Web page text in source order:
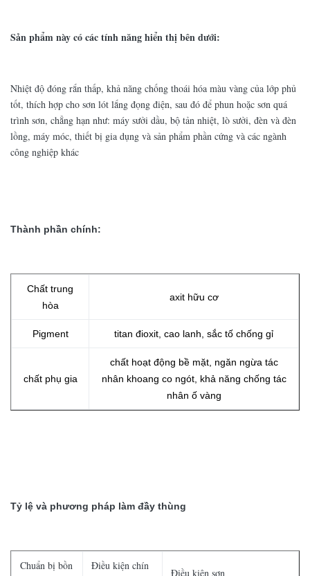
Sản phẩm này có các tính năng hiển thị bên dưới:
Nhiệt độ đóng rắn thấp, khả năng chống thoái hóa màu vàng của lớp phủ
tốt, thích hợp cho sơn lót lắng đọng điện, sau đó để phun hoặc sơn quá
trình sơn, chẳng hạn như: máy sưởi dầu, bộ tản nhiệt, lò sưởi, đèn và đèn
lồng, máy móc, thiết bị gia dụng và sản phẩm phần cứng và các ngành
công nghiệp khác
Thành phần chính:
Chất trung
hòa
axit hữu cơ
Pigment titan đioxit, cao lanh, sắc tố chống gỉ
chất phụ gia
chất hoạt động bề mặt, ngăn ngừa tác
nhân khoang co ngót, khả năng chống tác
nhân ố vàng
Tỷ lệ và phương pháp làm đầy thùng
Chuẩn bị bồn
Điều kiện chín
Điều kiện sơn